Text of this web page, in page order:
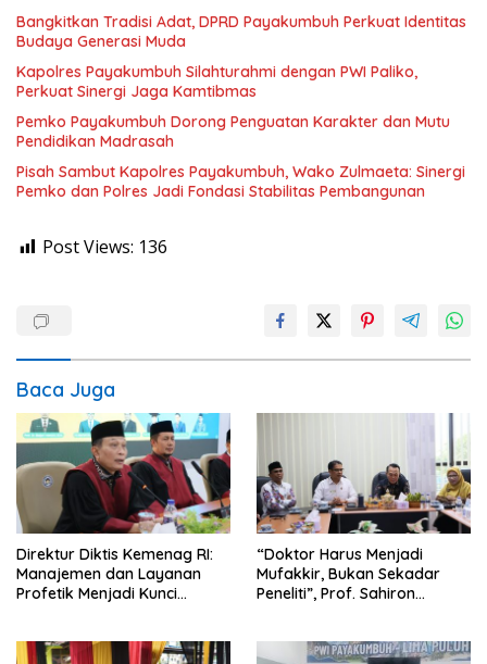
Bangkitkan Tradisi Adat, DPRD Payakumbuh Perkuat Identitas
Budaya Generasi Muda
Kapolres Payakumbuh Silahturahmi dengan PWI Paliko,
Perkuat Sinergi Jaga Kamtibmas
Pemko Payakumbuh Dorong Penguatan Karakter dan Mutu
Pendidikan Madrasah
Pisah Sambut Kapolres Payakumbuh, Wako Zulmaeta: Sinergi
Pemko dan Polres Jadi Fondasi Stabilitas Pembangunan
Post Views: 136
Baca Juga
Direktur Diktis Kemenag RI:
Manajemen dan Layanan
Profetik Menjadi Kunci
Kampus Bereputasi Global
“Doktor Harus Menjadi
Mufakkir, Bukan Sekadar
Peneliti”, Prof. Sahiron